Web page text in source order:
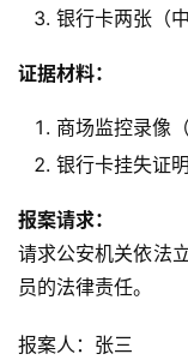
提
词
开
源
码
常
链
银行卡两张（
证据材料：
商场监控录像
银行卡挂失证明
报案请求：
请求公安机关依法
员的法律责任。
报案人：张三